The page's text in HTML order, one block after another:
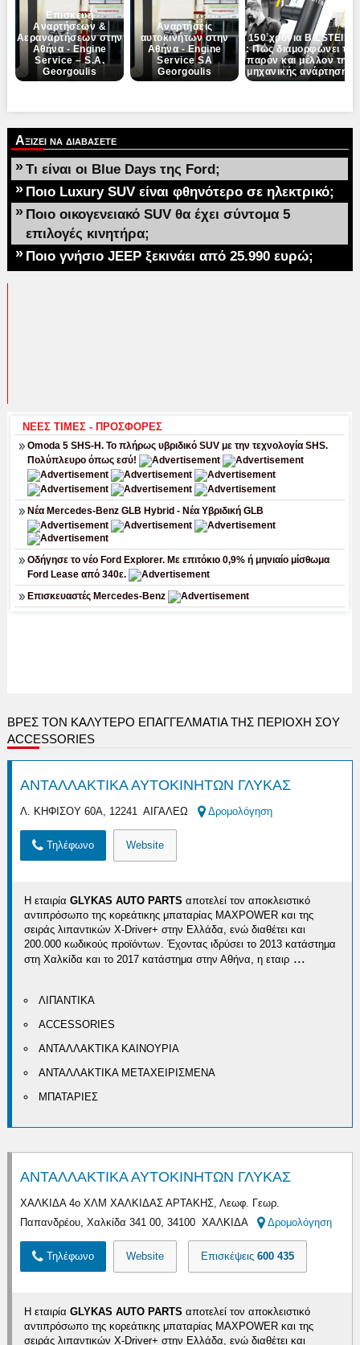
Επισκευή
Αναρτήσεων &
Αεραναρτήσεων στην
Αθήνα - Engine
Service – S.A.
Georgoulis
Αναρτήσεις
αυτοκινήτων στην
Αθήνα - Engine
Service SA
Georgoulis
150 χρόνια BILSTEIN
: Πώς διαμορφώνει το
παρόν και μέλλον της
μηχανικής ανάρτησης
Next
Αξιζει να διαβασετε
» Τι είναι οι Blue Days της Ford;
» Ποιο Luxury SUV είναι φθηνότερο σε ηλεκτρικό;
» Ποιο οικογενειακό SUV θα έχει σύντομα 5
επιλογές κινητήρα;
» Ποιο γνήσιο JEEP ξεκινάει από 25.990 ευρώ;
ΒΡΕΣ ΤΟΝ ΚΑΛΎΤΕΡΟ ΕΠΑΓΓΕΛΜΑΤΊΑ ΤΗΣ ΠΕΡΙΟΧΉ ΣΟΥ
ACCESSORIES
ΑΝΤΑΛΛΑΚΤΙΚΑ ΑΥΤΟΚΙΝΗΤΩΝ ΓΛΥΚΑΣ
Λ. ΚΗΦΙΣΟΥ 60Α, 12241 ΑΙΓΑΛΕΩ Δρομολόγηση
Τηλέφωνο Website
Η εταιρίαGLYKAS AUTO PARTSαποτελεί τον αποκλειστικό
αντιπρόσωπο της κορεάτικης μπαταρίας MAXPOWER και της
σειράς λιπαντικών X-Driver+ στην Ελλάδα, ενώ διαθέτει και
200.000 κωδικούς προϊόντων. Έχοντας ιδρύσει το 2013 κατάστημα
στη Χαλκίδα και το 2017 κατάστημα στην Αθήνα, η εταιρ ...
ΛΙΠΑΝΤΙΚΑ
ACCESSORIES
ΑΝΤΑΛΛΑΚΤΙΚΑ ΚΑΙΝΟΥΡΙΑ
ΑΝΤΑΛΛΑΚΤΙΚΑ ΜΕΤΑΧΕΙΡΙΣΜΕΝΑ
ΜΠΑΤΑΡΙΕΣ
ΑΝΤΑΛΛΑΚΤΙΚΑ ΑΥΤΟΚΙΝΗΤΩΝ ΓΛΥΚΑΣ
ΧΑΛΚΙΔΑ 4ο ΧΛΜ ΧΑΛΚΙΔΑΣ ΑΡΤΑΚΗΣ, Λεωφ. Γεωρ.
Παπανδρέου, Χαλκίδα 341 00, 34100 ΧΑΛΚΙΔΑ
Δρομολόγηση
Τηλέφωνο Website Επισκέψεις600 435
Η εταιρία GLYKAS AUTO PARTSαποτελεί τον αποκλειστικό
αντιπρόσωπο της κορεάτικης μπαταρίας MAXPOWER και της
σειράς λιπαντικών X-Driver+ στην Ελλάδα, ενώ διαθέτει και